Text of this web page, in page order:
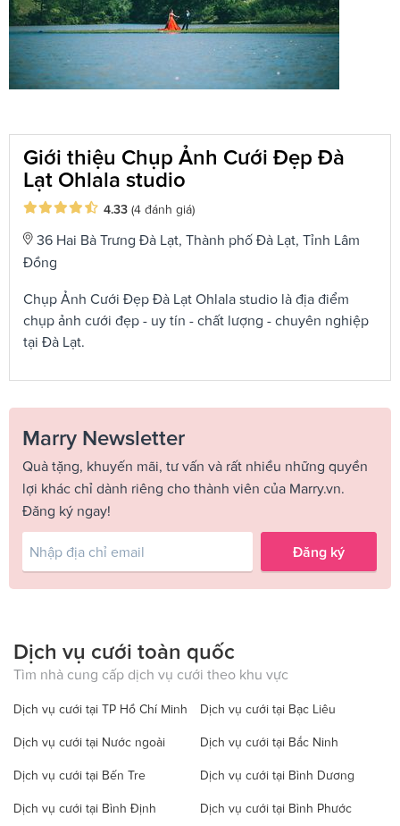
Giới thiệu Chụp Ảnh Cưới Đẹp Đà
Lạt Ohlala studio
4.33 (4 đánh giá)
36 Hai Bà Trưng Đà Lạt, Thành phố Đà Lạt, Tỉnh Lâm
Đồng
Chụp Ảnh Cưới Đẹp Đà Lạt Ohlala studio là địa điểm
chụp ảnh cưới đẹp - uy tín - chất lượng - chuyên nghiệp
tại Đà Lạt.
Marry Newsletter
Quà tặng, khuyến mãi, tư vấn và rất nhiều những quyền
lợi khác chỉ dành riêng cho thành viên của Marry.vn.
Đăng ký ngay!
Đăng ký
Dịch vụ cưới toàn quốc
Tìm nhà cung cấp dịch vụ cưới theo khu vực
Dịch vụ cưới tại TP Hồ Chí Minh Dịch vụ cưới tại Bạc Liêu
Dịch vụ cưới tại Nước ngoài Dịch vụ cưới tại Bắc Ninh
Dịch vụ cưới tại Bến Tre Dịch vụ cưới tại Bình Dương
Dịch vụ cưới tại Bình Định Dịch vụ cưới tại Bình Phước